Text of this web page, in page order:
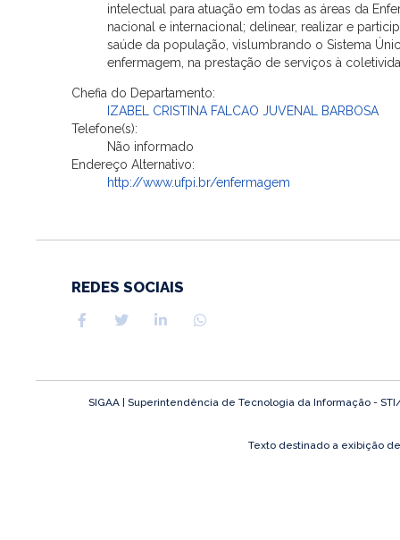
intelectual para atuação em todas as áreas da
nacional e internacional; delinear, realizar e
saúde da população, vislumbrando o Sistema
enfermagem, na prestação de serviços à
Chefia do Departamento:
IZABEL CRISTINA FALCAO JUVENAL BARBOSA
Telefone(s):
Não informado
Endereço Alternativo:
http://www.ufpi.br/enfermagem
REDES SOCIAIS
SIGAA | Superintendência de Tecnologia da Informação -
Texto destinado a exibição